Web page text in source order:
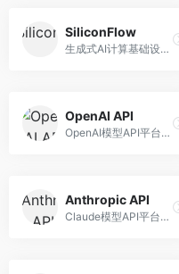
SiliconFlow
生成式AI计算基础设施平台，专注于模型推理服务。面向开发者和企业，提供多模型API、高性能推理、成本优化等服务，推理性价比高。
OpenAI API
OpenAI模型API平台，提供GPT系列模型服务。面向开发者，提供模型API、微调服务、Assistants API等，是AI开发领域的基础设施。
Anthropic API
Claude模型API平台，专注于安全可靠的AI服务。面向开发者，提供Claude系列模型API、安全特性、企业级服务等，API质量高。